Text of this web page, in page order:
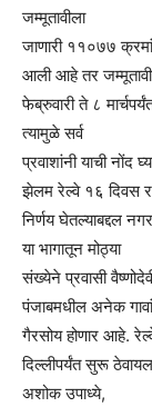
जम्मूतावीला
जाणारी ११०७७
आली आहे तर
फेब्रुवारी ते ८
त्यामुळे सर्व
प्रवाशांनी याची
झेलम रेल्वे १६ दिवस
निर्णय घेतल्याबद्दल
या भागातून मोठ्या
संख्येने प्रवासी
पंजाबमधील अनेक
गैरसोय होणार आहे.
दिल्लीपर्यंत सुरू
अशोक उपाध्ये,